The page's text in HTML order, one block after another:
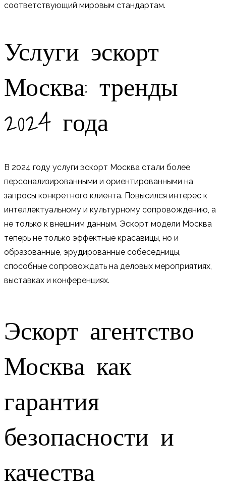
соответствующий мировым стандартам.
Услуги эскорт
Москва: тренды
2024 года
В 2024 году услуги эскорт Москва стали более
персонализированными и ориентированными на
запросы конкретного клиента. Повысился интерес к
интеллектуальному и культурному сопровождению, а
не только к внешним данным. Эскорт модели Москва
теперь не только эффектные красавицы, но и
образованные, эрудированные собеседницы,
способные сопровождать на деловых мероприятиях,
выставках и конференциях.
Эскорт агентство
Москва как
гарантия
безопасности и
качества